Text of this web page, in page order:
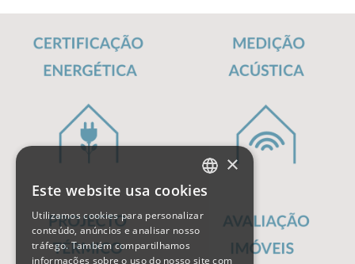
PORTUGUESE
ENGLISH
×
Este website usa cookies
Utilizamos cookies para personalizar
conteúdo, anúncios e analisar nosso
tráfego. Também compartilhamos
informações sobre o uso do nosso site com